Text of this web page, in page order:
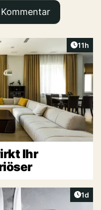
11h
Ihr
1d